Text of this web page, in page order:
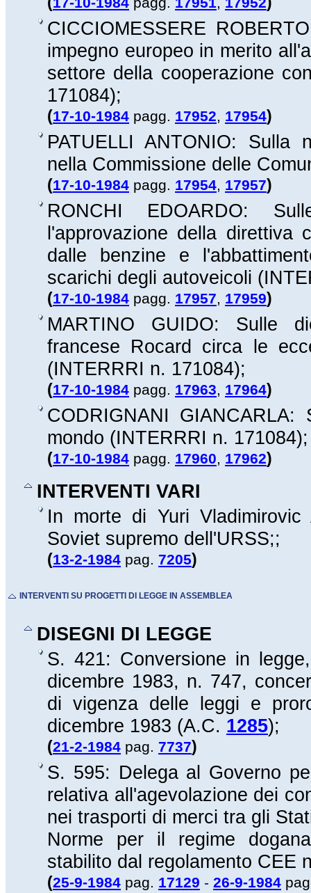
CICCIOMESSERE
impegno europeo in merito
settore della cooperazione
171084);
(17-10-1984 pagg. 17952, 17954)
PATUELLI ANTONIO: Sulla
nella Commissione delle
(17-10-1984 pagg. 17954, 17957)
RONCHI EDOARDO:
l'approvazione della direttiva
dalle benzine e
scarichi degli autoveicoli
(17-10-1984 pagg. 17957, 17959)
MARTINO GUIDO: Sulle
francese Rocard circa le
(INTERRRI n. 171084);
(17-10-1984 pagg. 17963, 17964)
CODRIGNANI
mondo (INTERRRI n. 171084);
(17-10-1984 pagg. 17960, 17962)
INTERVENTI VARI
In morte di Yuri Vladimirovic
Soviet supremo dell'URSS;;
(13-2-1984 pag. 7205)
INTERVENTI SU PROGETTI DI LEGGE IN ASSEMBLEA
DISEGNI DI LEGGE
S. 421: Conversione in
dicembre 1983, n. 747,
di vigenza delle leggi e
dicembre 1983 (A.C. 1285);
(21-2-1984 pag. 7737)
S. 595: Delega al Governo
relativa all'agevolazione dei
nei trasporti di merci tra gli
Norme per il regime
stabilito dal regolamento CEE
(25-9-1984 pag. 17129 - 26-9-1984